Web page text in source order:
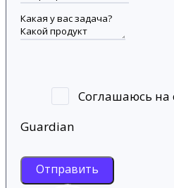
Соглашаюсь на
Guardian
Отправить